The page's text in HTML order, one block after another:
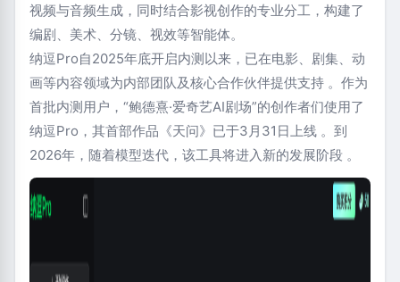
视频与音频生成，同时结合影视创作的专业分工，构建了
编剧、美术、分镜、视效等智能体。
纳逗Pro自2025年底开启内测以来，已在电影、剧集、动
画等内容领域为内部团队及核心合作伙伴提供支持 。作为
首批内测用户，“鲍德熹·爱奇艺AI剧场”的创作者们使用了
纳逗Pro，其首部作品《天问》已于3月31日上线 。到
2026年，随着模型迭代，该工具将进入新的发展阶段 。